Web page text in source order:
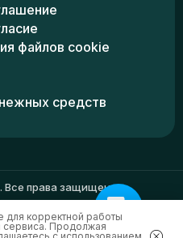
файлов cookie
средств
Все права защищены.
корректной работы
сервиса. Продолжая